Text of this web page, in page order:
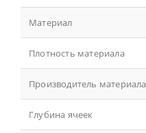
Материал
Плотность материала
Производитель материала
Глубина ячеек